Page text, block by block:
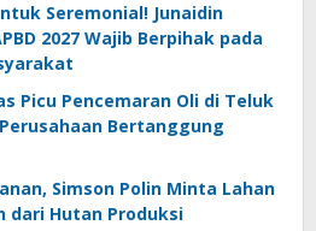
Seremonial! Junaidin
2027 Wajib Berpihak pada
Picu Pencemaran Oli di Teluk
Bertanggung
Simson Polin Minta Lahan
dari Hutan Produksi